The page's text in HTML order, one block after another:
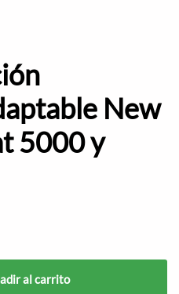
New
5000 y
al carrito